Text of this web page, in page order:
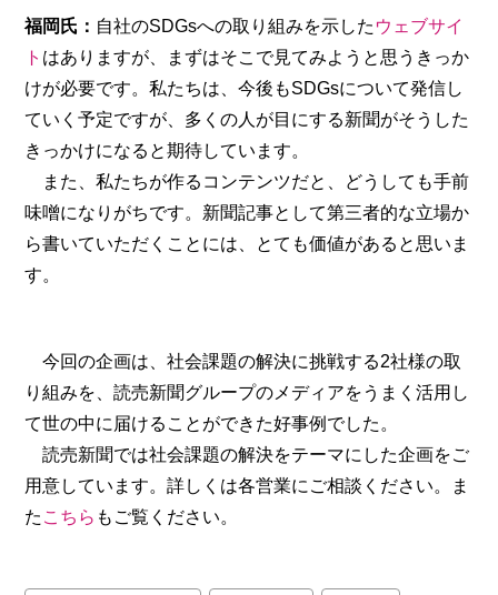
福岡氏： 自社のSDGsへの取り組みを示した ウェブサイ
ト はありますが、まずはそこで見てみようと思うきっか
けが必要です。私たちは、今後もSDGsについて発信し
ていく予定ですが、多くの人が目にする新聞がそうした
きっかけになると期待しています。
また、私たちが作るコンテンツだと、どうしても手前
味噌になりがちです。新聞記事として第三者的な立場か
ら書いていただくことには、とても価値があると思いま
す。
今回の企画は、社会課題の解決に挑戦する2社様の取
り組みを、読売新聞グループのメディアをうまく活用し
て世の中に届けることができた好事例でした。
読売新聞では社会課題の解決をテーマにした企画をご
用意しています。詳しくは各営業にご相談ください。ま
た こちら もご覧ください。